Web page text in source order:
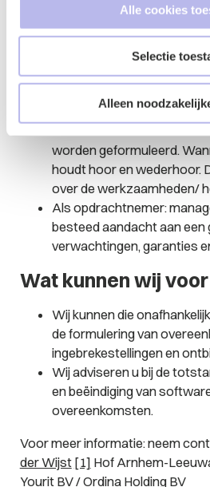
Alle cookies
Selectie
Alleen
de tussentijdse
een onafhankelijke,
Als opdrachtgever:
overeenkomst en de
nu nat. Verwachtingen/
worden geformuleerd.
houdt hoor en wederhoor.
over de werkzaamheden/
Als opdrachtnemer:
besteed aandacht aan een
verwachtingen, garanties
Wat kunnen wij
Wij kunnen die
de formulering van
ingebrekestellingen en
Wij adviseren u bij de
en beëindiging van
overeenkomsten.
Voor meer informatie: neem
der Wijst [1] Hof Arnhem-
Yourit BV / Ordina Holding BV